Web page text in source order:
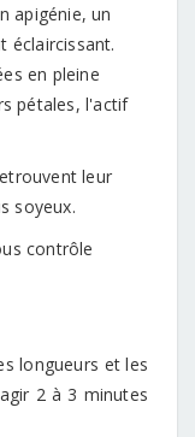
apigénie, un
éclaircissant.
en pleine
pétales, l'actif
leur
soyeux.
contrôle
longueurs et les
2 à 3 minutes